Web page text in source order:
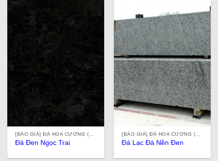
Đá Đen Ngọc Trai Đá Lạc Đà Nền Đen